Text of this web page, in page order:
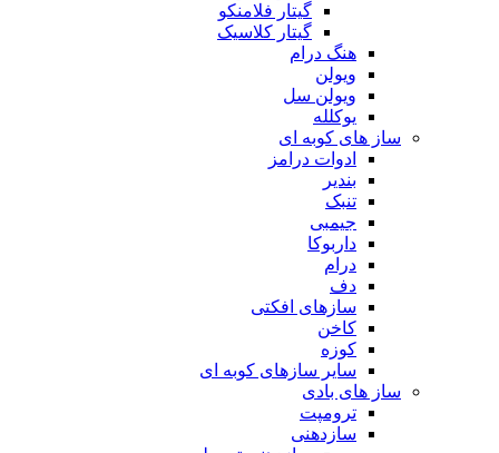
گیتار فلامنکو
گیتار کلاسیک
هنگ درام
ویولن
ویولن سل
یوکلله
ساز های کوبه ای
ادوات درامز
بندیر
تنبک
جیمبی
داربوکا
درام
دف
سازهای افکتی
کاخن
کوزه
سایر سازهای کوبه ای
ساز های بادی
ترومپت
سازدهنی